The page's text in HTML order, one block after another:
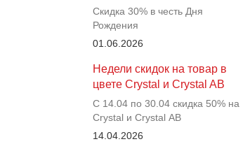
Скидка 30% в честь Дня
Рождения
01.06.2026
Недели скидок на товар в
цвете Crystal и Crystal AB
С 14.04 по 30.04 скидка 50% на
Crystal и Crystal АВ
14.04.2026